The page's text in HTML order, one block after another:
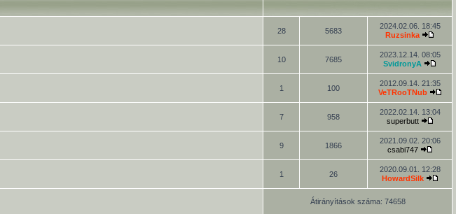
28 5683
2024.02.06. 18:45
Ruzsinka
10 7685
2023.12.14. 08:05
SvidronyA
1 100
2012.09.14. 21:35
VeTRooTNub
7 958
2022.02.14. 13:04
superbutt
9 1866
2021.09.02. 20:06
csabi747
1 26
2020.09.01. 12:28
HowardSilk
Átirányítások száma: 74658